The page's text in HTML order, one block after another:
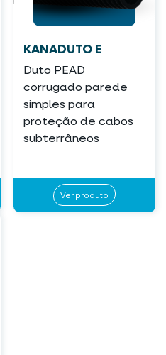
KANADUTO E
Duto PEAD
corrugado parede
simples para
proteção de cabos
subterrâneos
Ver produto